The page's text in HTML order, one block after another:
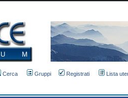
Cerca Gruppi Registrati Lista